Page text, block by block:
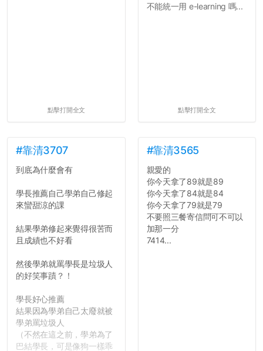
點擊打開全文
不能統一用 e-learning 嗎...
點擊打開全文
#靠清3707
到底為什麼會有
學長推薦自己學弟自己修起
來蠻甜涼的課
結果學弟修起來覺得很苦而
且成績也不好看
然後學弟就罵學長是垃圾人
的好笑事蹟？！
學長好心推薦
結果因為學弟自己太廢就被
學弟罵垃圾人
（不然在這之前，學弟為了
巴結學長，可是像狗一樣乖
#靠清3565
親愛的
你今天拿了89就是89
你今天拿了84就是84
你今天拿了79就是79
不要照三餐寄信問可不可以
加那一分
7414...